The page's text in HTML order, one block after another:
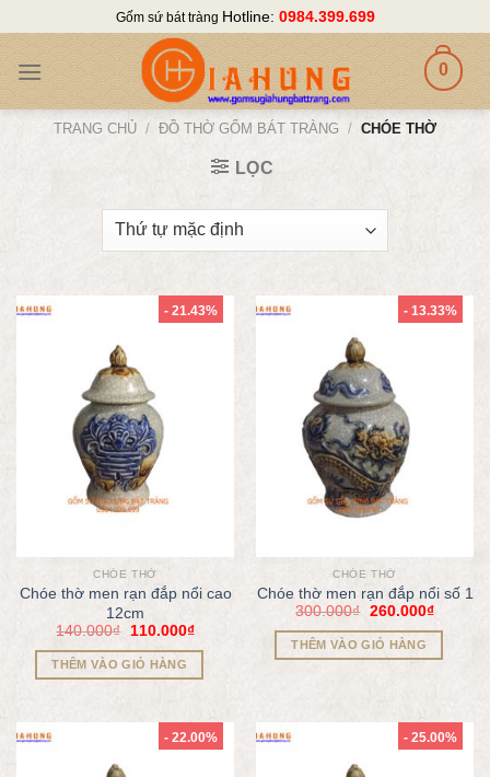
content
Gốm sứ bát tràng Hotline: 0984.399.699
0
TRANG CHỦ / ĐỒ THỜ GỐM BÁT TRÀNG / CHÓE THỜ
LỌC
- 21.43%
CHÓE THỜ
Chóe thờ men rạn đắp nổi cao
12cm
140.000₫ 110.000₫
THÊM VÀO GIỎ HÀNG
- 13.33%
CHÓE THỜ
Chóe thờ men rạn đắp nổi số 1
300.000₫ 260.000₫
THÊM VÀO GIỎ HÀNG
- 22.00% - 25.00%